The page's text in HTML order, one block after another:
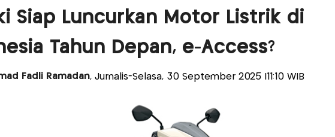
Siap Luncurkan Motor Listrik di
Tahun Depan, e-Access?
Fadli Ramadan, Jurnalis-Selasa, 30 September 2025 |11:10 WIB